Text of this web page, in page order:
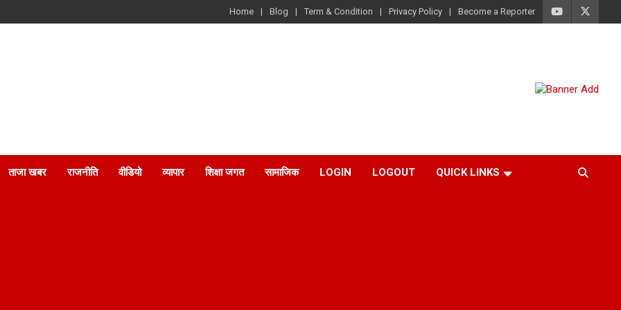
Home Blog Term & Condition Privacy Policy Become a Reporter
ताजा खबर राजनीति वीडियो व्यापार शिक्षा जगत सामाजिक LOGIN LOGOUT QUICK LINKS